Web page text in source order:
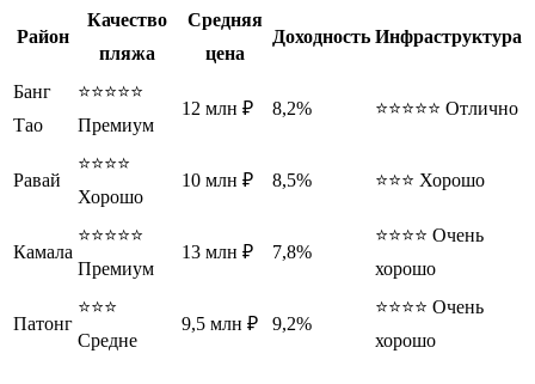
Район
Качество
пляжа
Средняя
цена
Доходность Инфраструктура
Банг
Тао
⭐⭐⭐⭐⭐
Премиум
12 млн ₽ 8,2% ⭐⭐⭐⭐⭐ Отлично
Равай
⭐⭐⭐⭐
Хорошо
10 млн ₽ 8,5% ⭐⭐⭐ Хорошо
Камала
⭐⭐⭐⭐⭐
Премиум
13 млн ₽ 7,8%
⭐⭐⭐⭐ Очень
хорошо
Патонг
⭐⭐⭐
Средне
9,5 млн ₽ 9,2%
⭐⭐⭐⭐ Очень
хорошо